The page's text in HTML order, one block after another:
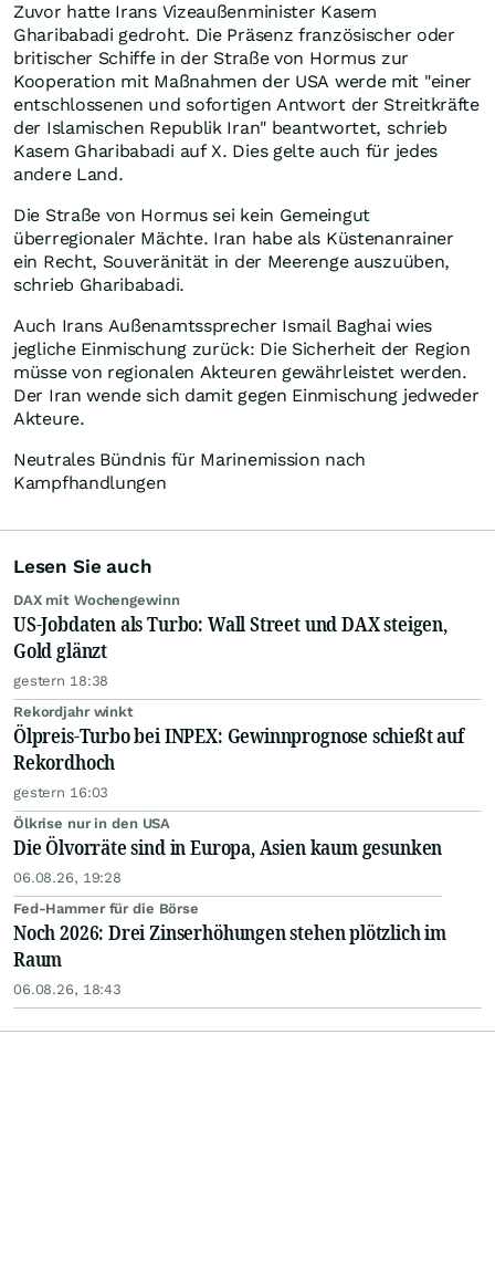
Zuvor hatte Irans Vizeaußenminister Kasem
Gharibabadi gedroht. Die Präsenz französischer oder
britischer Schiffe in der Straße von Hormus zur
Kooperation mit Maßnahmen der USA werde mit "einer
entschlossenen und sofortigen Antwort der Streitkräfte
der Islamischen Republik Iran" beantwortet, schrieb
Kasem Gharibabadi auf X. Dies gelte auch für jedes
andere Land.
Die Straße von Hormus sei kein Gemeingut
überregionaler Mächte. Iran habe als Küstenanrainer
ein Recht, Souveränität in der Meerenge auszuüben,
schrieb Gharibabadi.
Auch Irans Außenamtssprecher Ismail Baghai wies
jegliche Einmischung zurück: Die Sicherheit der Region
müsse von regionalen Akteuren gewährleistet werden.
Der Iran wende sich damit gegen Einmischung jedweder
Akteure.
Neutrales Bündnis für Marinemission nach
Kampfhandlungen
Lesen Sie auch
DAX mit Wochengewinn
US-Jobdaten als Turbo: Wall Street und DAX steigen,
Gold glänzt
gestern 18:38
Rekordjahr winkt
Ölpreis-Turbo bei INPEX: Gewinnprognose schießt auf
Rekordhoch
gestern 16:03
Ölkrise nur in den USA
Die Ölvorräte sind in Europa, Asien kaum gesunken
06.08.26, 19:28
Fed-Hammer für die Börse
Noch 2026: Drei Zinserhöhungen stehen plötzlich im
Raum
06.08.26, 18:43